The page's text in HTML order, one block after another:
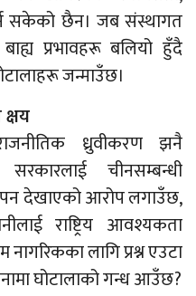
सकेको छैन। जब संस्थागत
प्रभावहरू बलियो हुँदै
जन्माउँछ।
ध्रुवीकरण झनै
चीनसम्बन्धी
देखाएको आरोप लगाउँछ,
राष्ट्रिय आवश्यकता
लागि प्रश्न एउटा
घोटालाको गन्ध आउँछ?